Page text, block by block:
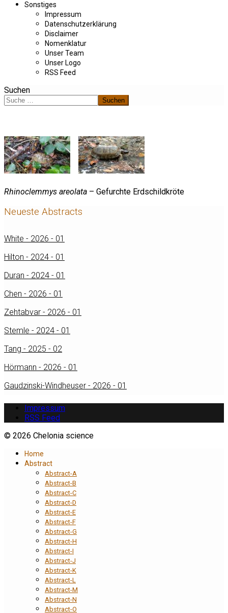
Sonstiges
Impressum
Datenschutzerklärung
Disclaimer
Nomenklatur
Unser Team
Unser Logo
RSS Feed
Suchen
Suchen
Rhinoclemmys areolata – Gefurchte Erdschildkröte
Neueste Abstracts
White - 2026 - 01
Hilton - 2024 - 01
Duran - 2024 - 01
Chen - 2026 - 01
Zehtabvar - 2026 - 01
Stemle - 2024 - 01
Tang - 2025 - 02
Hörmann - 2026 - 01
Gaudzinski-Windheuser - 2026 - 01
Impressum
RSS Feed
© 2026 Chelonia science
Home
Abstract
Abstract-A
Abstract-B
Abstract-C
Abstract-D
Abstract-E
Abstract-F
Abstract-G
Abstract-H
Abstract-I
Abstract-J
Abstract-K
Abstract-L
Abstract-M
Abstract-N
Abstract-O